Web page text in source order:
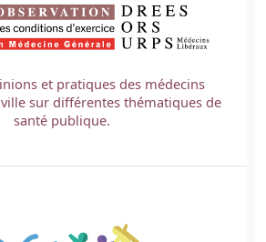
et pratiques des médecins
sur différentes thématiques de
santé publique.